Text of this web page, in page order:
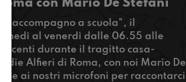
con Mario De Stefani
accompagno a scuola", il
al venerdì dalle 06.55 alle
durante il tragitto casa-
Alfieri di Roma, con noi Mario De
ai nostri microfoni per raccontarci